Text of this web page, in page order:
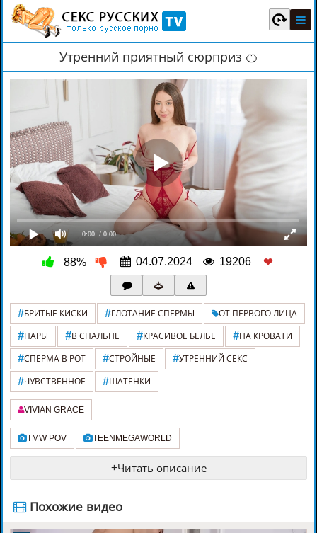
Утренний приятный сюрприз 🍊
0:00 / 0:00
88% 04.07.2024 19206 ❤
#БРИТЫЕ КИСКИ #ГЛОТАНИЕ СПЕРМЫ ОТ ПЕРВОГО ЛИЦА
#ПАРЫ #В СПАЛЬНЕ #КРАСИВОЕ БЕЛЬЕ #НА КРОВАТИ
#СПЕРМА В РОТ #СТРОЙНЫЕ #УТРЕННИЙ СЕКС
#ЧУВСТВЕННОЕ #ШАТЕНКИ
VIVIAN GRACE
TMW POV TEENMEGAWORLD
+Читать описание
️ Похожие видео